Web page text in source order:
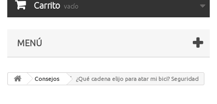
Carrito vacío
MENÚ
Consejos ¿Qué cadena elijo para atar mi bici? Seguridad